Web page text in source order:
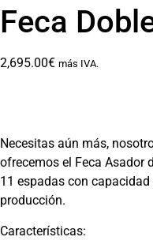
Feca
2,695.00€ más IVA.
Necesitas aún más,
ofrecemos el Feca Asador
11 espadas con
producción.
Características: